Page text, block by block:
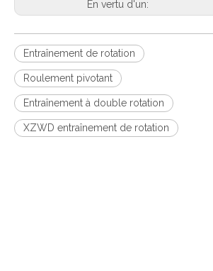
En vertu d'un:
Entraînement de rotation
Roulement pivotant
Entraînement à double rotation
XZWD entraînement de rotation